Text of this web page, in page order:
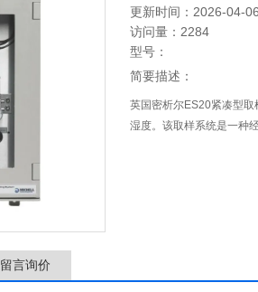
更新时间：2026-04-06
访问量：2284
型号：
简要描述：
英国密析尔ES20紧凑型
湿度。该取样系统是一种
留言询价